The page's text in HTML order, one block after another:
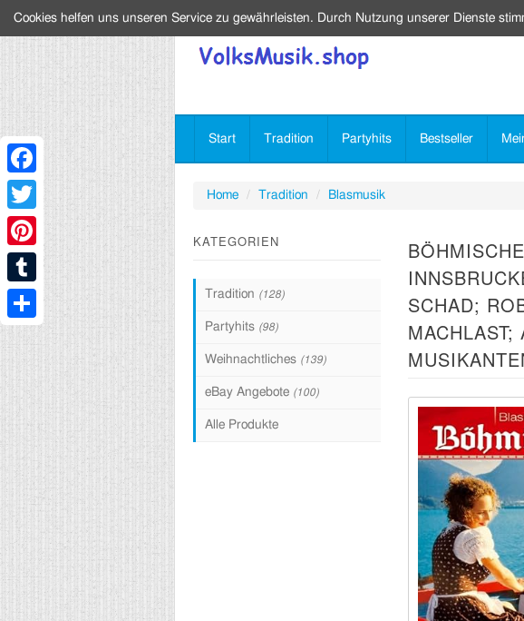
Start Tradition Partyhits Bestseller
Home Tradition Blasmusik
SCHAD;
KATEGORIEN
Tradition (128)
Partyhits (98)
Weihnachtliches (139)
eBay Angebote (100)
Alle Produkte
Cookies helfen uns unseren Service zu gewährleisten. Durch Nutzung unserer Dienste
Facebook
Twitter
Pinterest
Tumblr
Share